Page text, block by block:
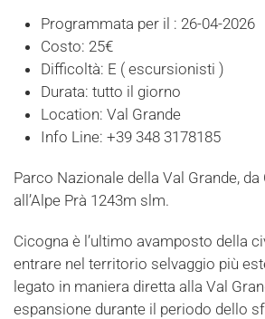
Programmata per il : 26-04-2026
Costo: 25€
Difficoltà: E ( escursionisti )
Durata: tutto il giorno
Location: Val Grande
Info Line: +39 348 3178185
Parco Nazionale della Val Grande,
all’Alpe Prà 1243m slm.
Cicogna è l’ultimo avamposto della
entrare nel territorio selvaggio più
legato in maniera diretta alla Val
espansione durante il periodo dello